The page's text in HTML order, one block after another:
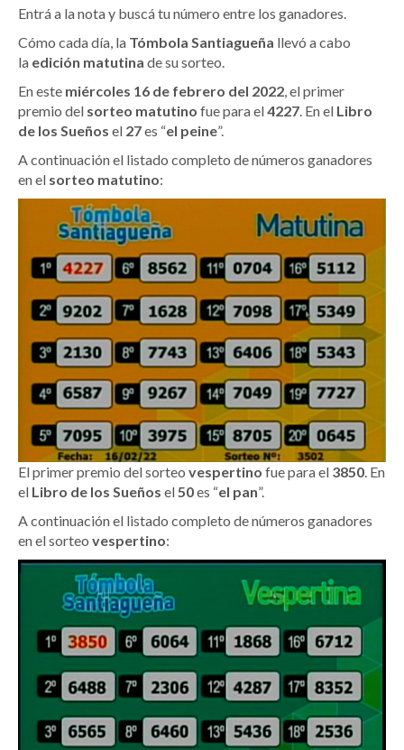
Entrá a la nota y buscá tu número entre los ganadores.
Cómo cada día, la Tómbola Santiagueña llevó a cabo
la edición matutina de su sorteo.
En este miércoles 16 de febrero del 2022, el primer
premio del sorteo matutino fue para el4227. En el Libro
de los Sueños el 27es “el peine”.
A continuación el listado completo de números ganadores
en el sorteo matutino:
El primer premio del sorteo vespertino fue para el 3850. En
el Libro de los Sueños el50es “el pan”.
A continuación el listado completo de números ganadores
en el sorteo vespertino: